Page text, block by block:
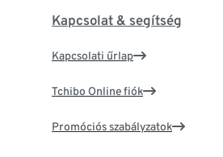
Kapcsolat & segítség
Kapcsolati űrlap
Tchibo Online fiók
Promóciós szabályzatok